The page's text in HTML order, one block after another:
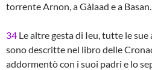
torrente Arnon, a Gàlaad e a Basan.
34 Le altre gesta di Ieu, tutte le sue
sono descritte nel libro delle
addormentò con i suoi padri e lo